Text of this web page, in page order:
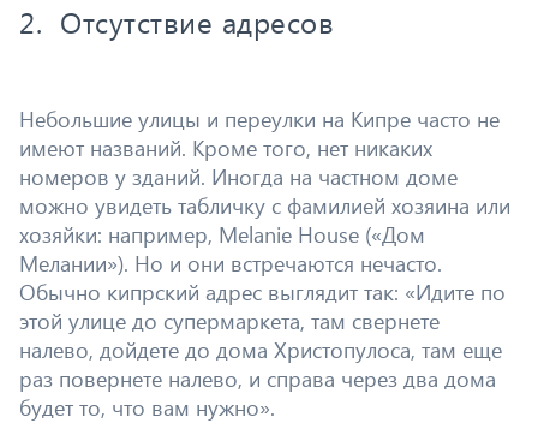
2. Отсутствие адресов
Небольшие улицы и переулки на Кипре часто не
имеют названий. Кроме того, нет никаких
номеров у зданий. Иногда на частном доме
можно увидеть табличку с фамилией хозяина или
хозяйки: например, Melanie House («Дом
Мелании»). Но и они встречаются нечасто.
Обычно кипрский адрес выглядит так: «Идите по
этой улице до супермаркета, там свернете
налево, дойдете до дома Христопулоса, там еще
раз повернете налево, и справа через два дома
будет то, что вам нужно».